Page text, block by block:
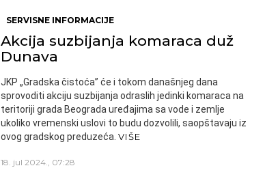
SERVISNE INFORMACIJE
Akcija suzbijanja komaraca duž
Dunava
JKP „Gradska čistoća” će i tokom današnjeg dana
sprovoditi akciju suzbijanja odraslih jedinki komaraca na
teritoriji grada Beograda uređajima sa vode i zemlje
ukoliko vremenski uslovi to budu dozvolili, saopštavaju iz
ovog gradskog preduzeća. VIŠE
18. jul 2024., 07:28